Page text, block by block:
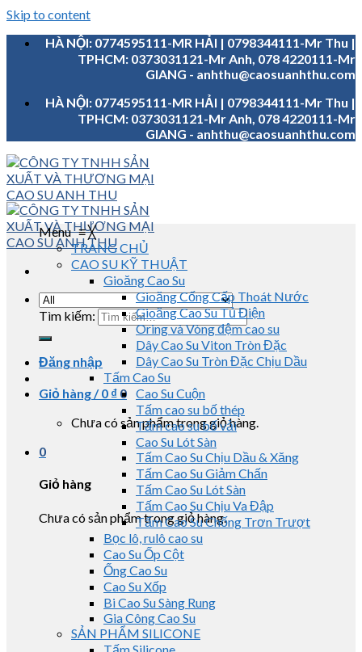
Skip to content
HÀ NỘI: 0774595111-MR HẢI | 0798344111-Mr Thu |
TPHCM: 0373031121-Mr Anh, 078 4220111-Mr
GIANG - anhthu@caosuanhthu.com
HÀ NỘI: 0774595111-MR HẢI | 0798344111-Mr Thu |
TPHCM: 0373031121-Mr Anh, 078 4220111-Mr
GIANG - anhthu@caosuanhthu.com
Tìm kiếm:
Đăng nhập
Giỏ hàng /0 ₫ 0
Chưa có sản phẩm trong giỏ hàng.
0
Giỏ hàng
Chưa có sản phẩm trong giỏ hàng.
Menu≡╳
TRANG CHỦ
CAO SU KỸ THUẬT
Gioăng Cao Su
Gioăng Cống Cấp Thoát Nước
Gioăng Cao Su Tủ Điện
Oring và Vòng đệm cao su
Dây Cao Su Viton Tròn Đặc
Dây Cao Su Tròn Đặc Chịu Dầu
Tấm Cao Su
Cao Su Cuộn
Tấm cao su bố thép
Tấm cao su bố vải
Cao Su Lót Sàn
Tấm Cao Su Chịu Dầu & Xăng
Tấm Cao Su Giảm Chấn
Tấm Cao Su Lót Sàn
Tấm Cao Su Chịu Va Đập
Tấm Cao Su Chống Trơn Trượt
Bọc lô, rulô cao su
Cao Su Ốp Cột
Ống Cao Su
Cao Su Xốp
Bi Cao Su Sàng Rung
Gia Công Cao Su
SẢN PHẨM SILICONE